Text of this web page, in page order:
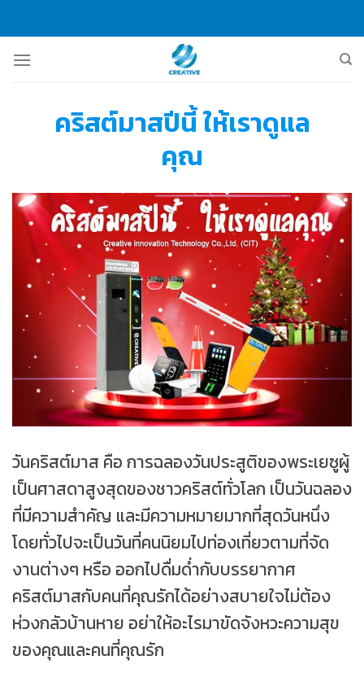
content
คริสต์มาสปีนี้ ให้เราดูแล
คุณ
วันคริสต์มาส คือ การฉลองวันประสูติของพระเยซูผู้
เป็นศาสดาสูงสุดของชาวคริสต์ทั่วโลก เป็นวันฉลอง
ที่มีความสำคัญ และมีความหมายมากที่สุดวันหนึ่ง
โดยทั่วไปจะเป็นวันที่คนนิยมไปท่องเที่ยวตามที่จัด
งานต่างๆ หรือ ออกไปดื่มด่ำกับบรรยากาศ
คริสต์มาสกับคนที่คุณรักได้อย่างสบายใจไม่ต้อง
ห่วงกลัวบ้านหาย อย่าให้อะไรมาขัดจังหวะความสุข
ของคุณและคนที่คุณรัก